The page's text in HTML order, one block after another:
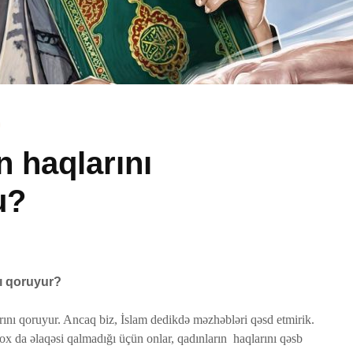
haqlarını
qoruyur?
qoruyur. Ancaq biz, İslam dedikdə məzhəbləri qəsd etmirik.
da əlaqəsi qalmadığı üçün onlar, qadınların haqlarını qəsb
52 Baxış
Səcdə surəsi
12 İyun 2026